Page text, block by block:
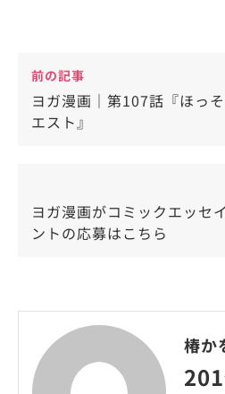
前の記事
ヨガ漫画｜第107話『ほっ
エスト』
ヨガ漫画がコミックエッセ
ントの応募はこちら
椿か
201